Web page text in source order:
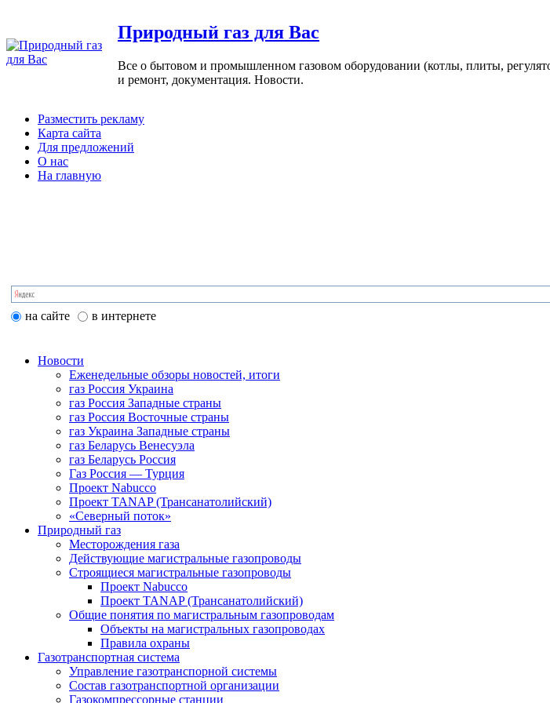
Природный газ для Вас
Все о бытовом и промышленном газовом оборудовании (котлы, плиты,
и ремонт, документация. Новости.
Разместить рекламу
Карта сайта
Для предложений
О нас
На главную
на сайте в интернете
Новости
Еженедельные обзоры новостей, итоги
газ Россия Украина
газ Россия Западные страны
газ Россия Восточные страны
газ Украина Западные страны
газ Беларусь Венесуэла
газ Беларусь Россия
Газ Россия — Турция
Проект Nabucco
Проект TANAP (Трансанатолийский)
«Северный поток»
Природный газ
Месторождения газа
Действующие магистральные газопроводы
Строящиеся магистральные газопроводы
Проект Nabucco
Проект TANAP (Трансанатолийский)
Общие понятия по магистральным газопроводам
Объекты на магистральных газопроводах
Правила охраны
Газотранспортная система
Управление газотранспорной системы
Состав газотранспортной организации
Газокомпрессорные станции